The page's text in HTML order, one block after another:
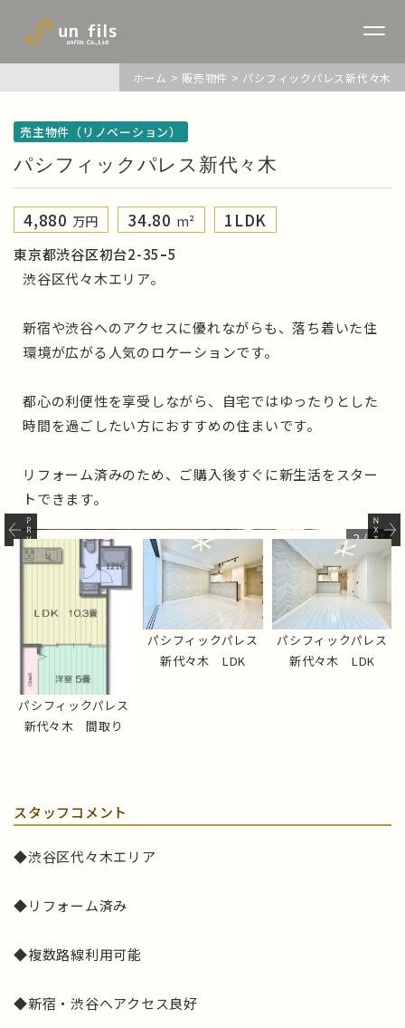
ホーム > 販売物件 > パシフィックパレス新代々木
売主物件（リノベーション）
パシフィックパレス新代々木
4,880 万円 34.80 m² 1LDK
東京都渋谷区初台2-35ｰ5
渋谷区代々木エリア。
新宿や渋谷へのアクセスに優れながらも、落ち着いた住
環境が広がる人気のロケーションです。
都心の利便性を享受しながら、自宅ではゆったりとした
時間を過ごしたい方におすすめの住まいです。
リフォーム済みのため、ご購入後すぐに新生活をスター
トできます。
パシフィックパレス新代々木 間取り
2/27
パシフィックパレス
新代々木 間取り
パシフィックパレス
新代々木 LDK
パシフィックパレス
新代々木 LDK
スタッフコメント
◆渋谷区代々木エリア
◆リフォーム済み
◆複数路線利用可能
◆新宿・渋谷へアクセス良好